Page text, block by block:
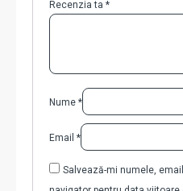
Recenzia ta *
Nume *
Email *
Salvează-mi numele,